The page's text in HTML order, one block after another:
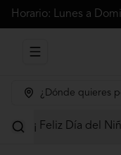
Horario: Lunes a
Abrir menu de
¿Dónde quieres
¡ Feliz Día del